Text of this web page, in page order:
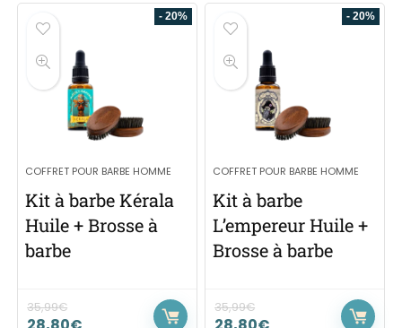
- 20%
COFFRET POUR BARBE HOMME
Kit à barbe Kérala
Huile + Brosse à
barbe
35,99€
- 20%
COFFRET POUR BARBE HOMME
Kit à barbe
L’empereur Huile +
Brosse à barbe
35,99€